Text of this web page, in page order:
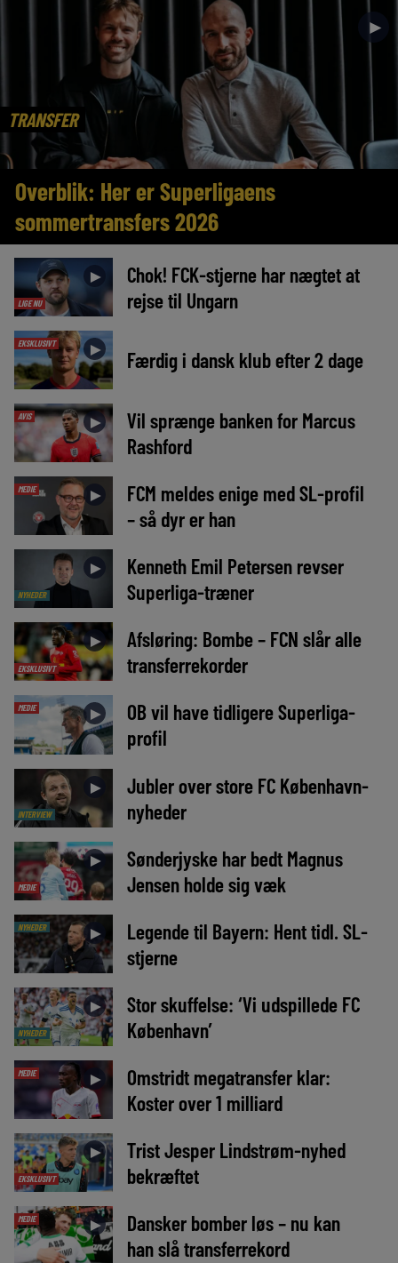
TRANSFER
►
Overblik: Her er Superligaens
sommertransfers 2026
LIGE NU
►
Chok! FCK-stjerne har nægtet at
rejse til Ungarn
EKSKLUSIVT ► Færdig i dansk klub efter 2 dage
AVIS ►
Vil sprænge banken for Marcus
Rashford
MEDIE ►
FCM meldes enige med SL-profil
– så dyr er han
NYHEDER
►
Kenneth Emil Petersen revser
Superliga-træner
EKSKLUSIVT
►
Afsløring: Bombe – FCN slår alle
transferrekorder
MEDIE ►
OB vil have tidligere Superliga-
profil
INTERVIEW
►
Jubler over store FC København-
nyheder
MEDIE
►
Sønderjyske har bedt Magnus
Jensen holde sig væk
NYHEDER ►
Legende til Bayern: Hent tidl. SL-
stjerne
NYHEDER
►
Stor skuffelse: ‘Vi udspillede FC
København’
MEDIE ►
Omstridt megatransfer klar:
Koster over 1 milliard
EKSKLUSIVT
►
Trist Jesper Lindstrøm-nyhed
bekræftet
MEDIE ►
Dansker bomber løs – nu kan
han slå transferrekord